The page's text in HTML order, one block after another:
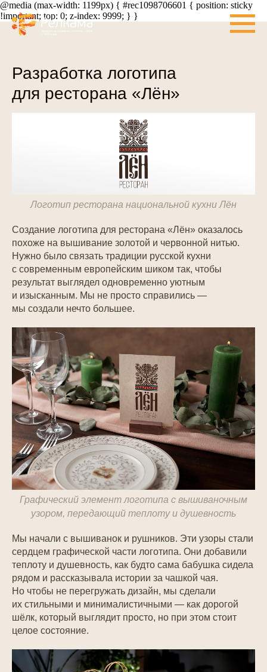
@media (max-width: 1199px) { #rec1098706601 { position: sticky
!important; top: 0; z-index: 9999; } }
Разработка логотипа
для ресторана «Лён»
Логотип ресторана национальной кухни Лён
Создание логотипа для ресторана «Лён» оказалось
похоже на вышивание золотой и червонной нитью.
Нужно было связать традиции русской кухни
с современным европейским шиком так, чтобы
результат выглядел одновременно уютным
и изысканным. Мы не просто справились —
мы создали нечто большее.
Графический элемент логотипа с вышиваночным
узором, передающий теплоту и душевность
Мы начали с вышиванок и рушников. Эти узоры стали
сердцем графической части логотипа. Они добавили
теплоту и душевность, как будто сама бабушка сидела
рядом и рассказывала истории за чашкой чая.
Но чтобы не перегружать дизайн, мы сделали
их стильными и минималистичными — как дорогой
шёлк, который выглядит просто, но при этом стоит
целое состояние.